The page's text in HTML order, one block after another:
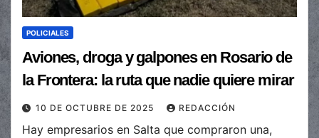
POLICIALES
Aviones, droga y galpones en Rosario de
la Frontera: la ruta que nadie quiere mirar
10 DE OCTUBRE DE 2025 REDACCIÓN
Hay empresarios en Salta que compraron una,